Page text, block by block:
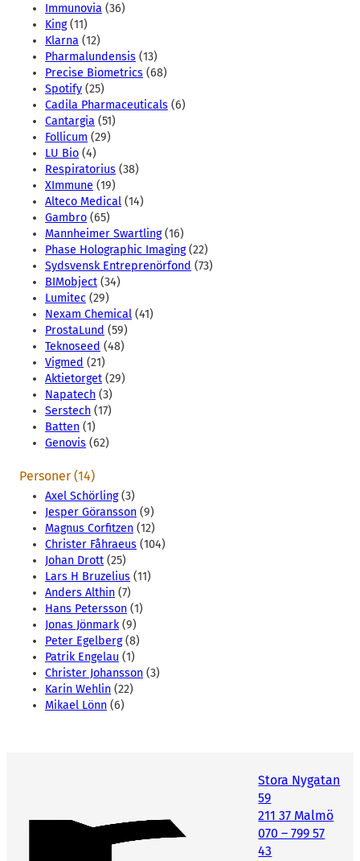
Immunovia (36)
King(11)
Klarna (12)
Pharmalundensis (13)
Precise Biometrics (68)
Spotify (25)
Cadila Pharmaceuticals (6)
Cantargia (51)
Follicum (29)
LU Bio (4)
Respiratorius (38)
XImmune (19)
Alteco Medical (14)
Gambro (65)
Mannheimer Swartling(16)
Phase Holographic Imaging(22)
Sydsvensk Entreprenörfond (73)
BIMobject (34)
Lumitec (29)
Nexam Chemical (41)
ProstaLund (59)
Teknoseed (48)
Vigmed (21)
Aktietorget (29)
Napatech (3)
Serstech (17)
Batten (1)
Genovis (62)
Personer (14)
Axel Schörling(3)
Jesper Göransson (9)
Magnus Corfitzen (12)
Christer Fåhraeus (104)
Johan Drott (25)
Lars H Bruzelius (11)
Anders Althin (7)
Hans Petersson (1)
Jonas Jönmark(9)
Peter Egelberg(8)
Patrik Engelau (1)
Christer Johansson (3)
Karin Wehlin (22)
Mikael Lönn (6)
Stora Nygatan
59
211 37 Malmö
070 – 799 57
43